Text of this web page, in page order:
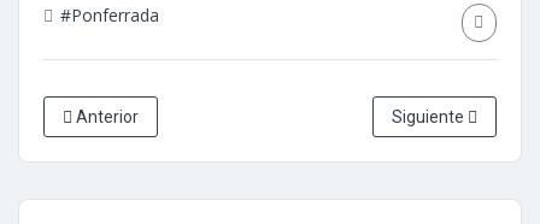
#Ponferrada
Anterior Siguiente